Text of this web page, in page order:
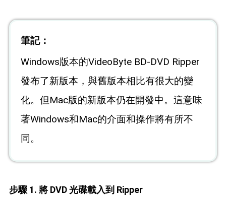
筆記：
Windows版本的VideoByte BD-DVD Ripper
發布了新版本，與舊版本相比有很大的變
化。但Mac版的新版本仍在開發中。這意味
著Windows和Mac的介面和操作將有所不
同。
步驟 1. 將 DVD 光碟載入到 Ripper